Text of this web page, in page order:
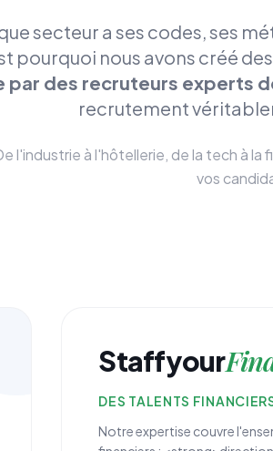
secteur a ses codes, ses
pourquoi nous avons créé des
par des recruteurs experts
recrutement
l'industrie à l'hôtellerie, de la tech à la
vos
Staffyour
DES TALENTS
Notre expertise couvre